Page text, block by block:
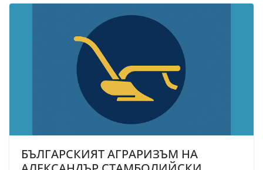
БЪЛГАРСКИЯТ АГРАРИЗЪМ НА